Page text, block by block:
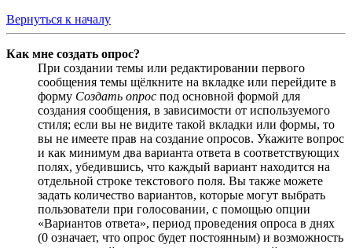
Вернуться к началу
Как мне создать опрос?
При создании темы или редактировании первого
сообщения темы щёлкните на вкладке или перейдите в
форму Создать опрос под основной формой для
создания сообщения, в зависимости от используемого
стиля; если вы не видите такой вкладки или формы, то
вы не имеете прав на создание опросов. Укажите вопрос
и как минимум два варианта ответа в соответствующих
полях, убедившись, что каждый вариант находится на
отдельной строке текстового поля. Вы также можете
задать количество вариантов, которые могут выбрать
пользователи при голосовании, с помощью опции
«Вариантов ответа», период проведения опроса в днях
(0 означает, что опрос будет постоянным) и возможность